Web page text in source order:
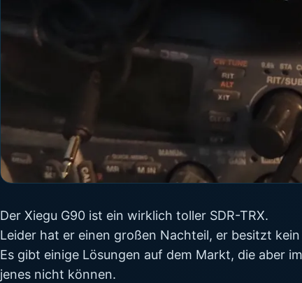
Der Xiegu G90 ist ein wirklich toller SDR-TRX.
Leider hat er einen großen Nachteil, er besitzt
Es gibt einige Lösungen auf dem Markt, die aber
jenes nicht können.